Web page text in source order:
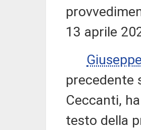
13 aprile
precedente
Ceccanti,
testo della